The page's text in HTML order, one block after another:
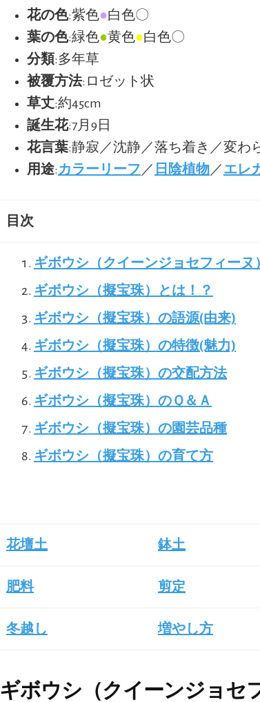
花の色:紫色●白色〇
葉の色:緑色●黄色●白色〇
分類:多年草
被覆方法:ロゼット状
草丈:約45cm
誕生花:7月9日
花言葉:静寂／沈静／落ち着き／変わ
用途: カラーリーフ ／ 日陰植物 ／ エレ
目次
ギボウシ（クイーンジョセフィーヌ
ギボウシ（擬宝珠）とは！？
ギボウシ（擬宝珠）の語源(由来)
ギボウシ（擬宝珠）の特徴(魅力)
ギボウシ（擬宝珠）の交配方法
ギボウシ（擬宝珠）のＱ＆Ａ
ギボウシ（擬宝珠）の園芸品種
ギボウシ（擬宝珠）の育て方
花壇土 鉢土
肥料 剪定
冬越し 増やし方
ギボウシ（クイーンジョセ